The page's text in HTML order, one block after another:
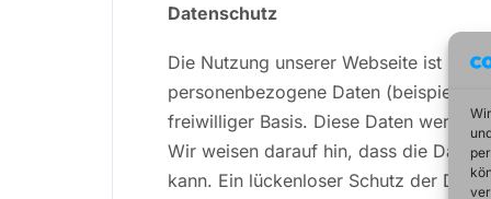
Datenschutz
Die Nutzung unserer Webseite ist in
personenbezogene Daten
freiwilliger Basis. Diese Daten werden
Wir weisen darauf hin, dass die
kann. Ein lückenloser Schutz der